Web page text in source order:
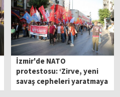
İzmir'de NATO
protestosu: ‘Zirve, yeni
savaş cepheleri yaratmaya
hazırlanıyor’